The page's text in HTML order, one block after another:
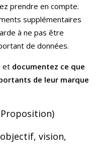
prendre en compte.
supplémentaires
à ne pas être
de données.
et documentez ce que
de leur marque
Proposition)
vision,